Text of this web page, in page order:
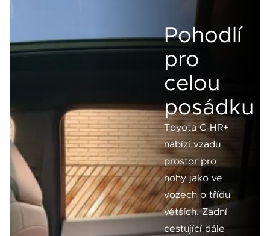
Pohodlí
pro
celou
posádku
Toyota C-HR+
nabízí vzadu
prostor pro
nohy jako ve
vozech o třídu
větších. Zadní
cestující dále